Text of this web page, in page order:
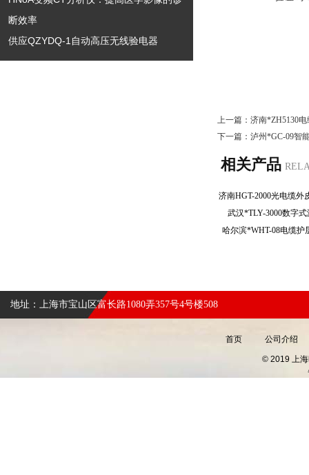
断效率
供应QZYDQ-1自动高压无线验电器
上一篇： 济南*ZH5130
下一篇： 泸州*GC-09智
相关产品
武汉*TLY-3000数字
哈尔滨*WHT-08电缆
地址：上海市宝山区富长路1080弄357号4号楼508
首页 公司介绍
© 2019 上